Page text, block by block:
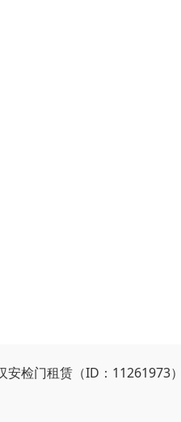
检门租赁（ID：11261973）